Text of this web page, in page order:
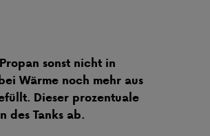
sonst nicht in
Wärme noch mehr aus
Dieser prozentuale
des Tanks ab.